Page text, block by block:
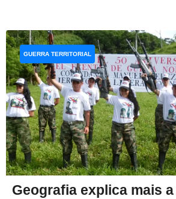
Geografia explica mais
GUERRA TERRITORIAL